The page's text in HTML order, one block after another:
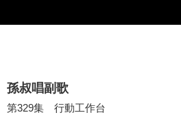
孫叔唱副歌
第329集 行動工作台